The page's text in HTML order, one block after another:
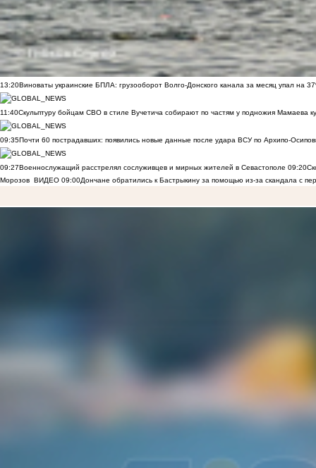
13:20Виноваты украинские БПЛА: грузооборот Волго-Донского канала за месяц упал на
11:40Скульптуру бойцам СВО в стиле Вучетича собирают по частям у подножия Мамаева
09:35Почти 60 пострадавших: появились новые данные после удара ВСУ по Архипо-
09:27Военнослужащий расстрелял сослуживцев и мирных жителей в Севастополе 09:20
Морозов ВИДЕО 09:00Дончане обратились к Бастрыкину за помощью из-за скандала с